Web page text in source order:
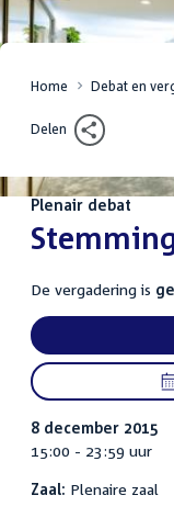
Home Debat en
Delen
Plenair debat
:
De vergadering is
8 december 2015
15:00 - 23:59 uur
Zaal: Plenaire zaal